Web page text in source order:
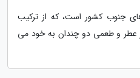
جنوب کشور است، که از ترکیب
عطر و طعمی دو چندان به خود می